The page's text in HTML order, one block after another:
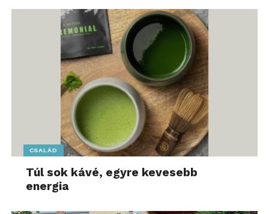
CSALÁD
Túl sok kávé, egyre kevesebb
energia